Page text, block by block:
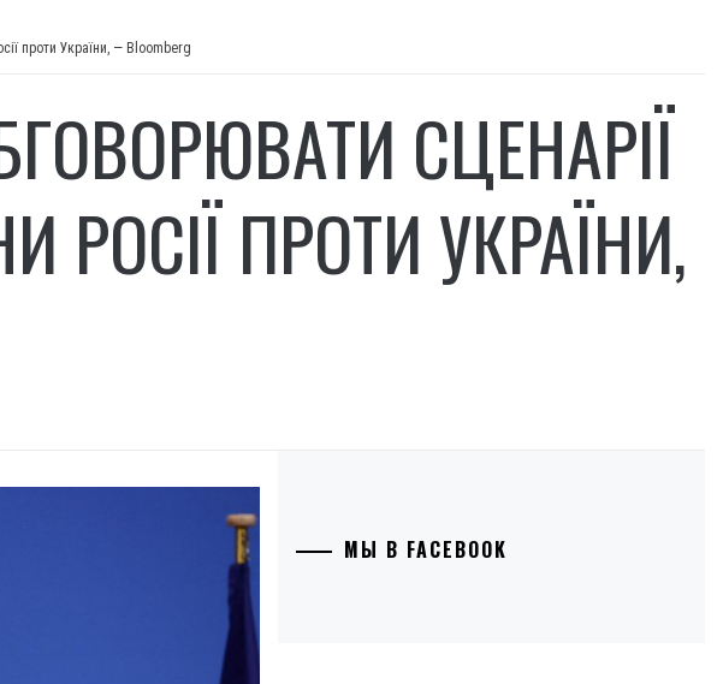
проти України, — Bloomberg
СЦЕНАРІЇ
РОСІЇ ПРОТИ УКРАЇНИ,
МЫ В FACEBOOK